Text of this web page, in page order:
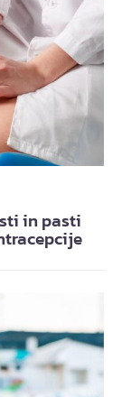
in pasti